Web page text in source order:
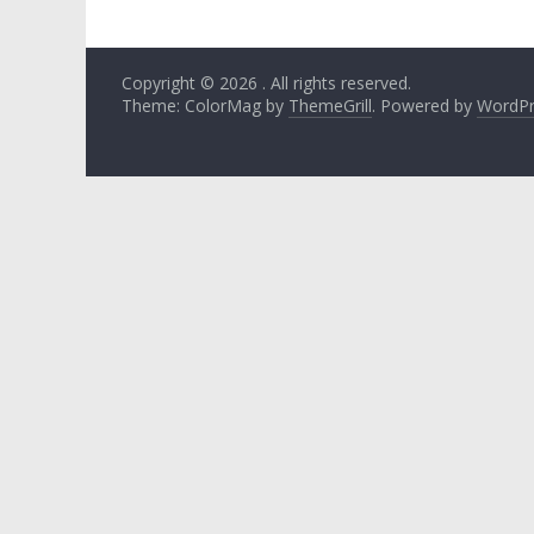
Copyright © 2026 . All rights reserved.
Theme: ColorMag by ThemeGrill. Powered by